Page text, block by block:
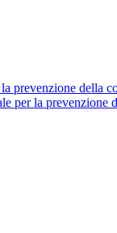
prevenzione della
per la prevenzione